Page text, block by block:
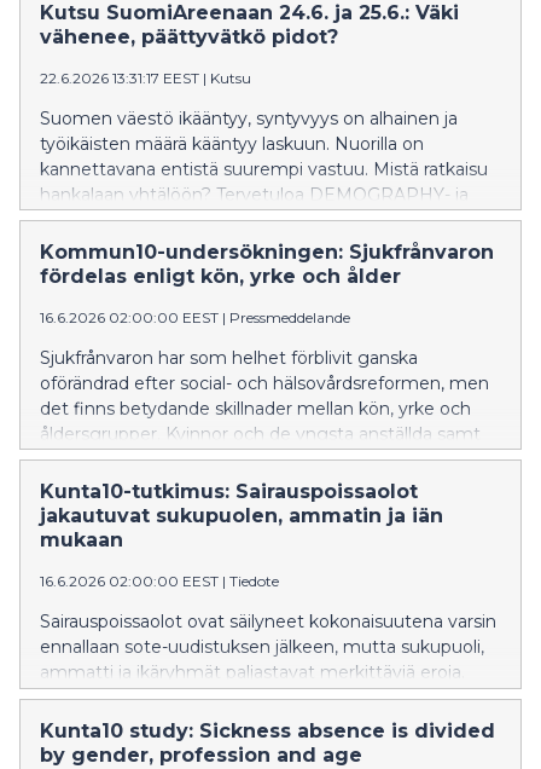
Kutsu SuomiAreenaan 24.6. ja 25.6.: Väki
vähenee, päättyvätkö pidot?
22.6.2026 13:31:17 EEST | Kutsu
Suomen väestö ikääntyy, syntyvyys on alhainen ja
työikäisten määrä kääntyy laskuun. Nuorilla on
kannettavana entistä suurempi vastuu. Mistä ratkaisu
hankalaan yhtälöön? Tervetuloa DEMOGRAPHY- ja
YOUNG-ohjelmien sekä Itlan tilaisuuksiin
SuomiAreenaan Poriin!
Kommun10-undersökningen: Sjukfrånvaron
fördelas enligt kön, yrke och ålder
16.6.2026 02:00:00 EEST | Pressmeddelande
Sjukfrånvaron har som helhet förblivit ganska
oförändrad efter social- och hälsovårdsreformen, men
det finns betydande skillnader mellan kön, yrke och
åldersgrupper. Kvinnor och de yngsta anställda samt
till exempel anställda inom småbarnspedagogik har
fler frånvarodagar än män, medelålders och personer
som arbetar i ledande uppgifter eller expertuppgifter.
Kunta10-tutkimus: Sairauspoissaolot
jakautuvat sukupuolen, ammatin ja iän
mukaan
16.6.2026 02:00:00 EEST | Tiedote
Sairauspoissaolot ovat säilyneet kokonaisuutena varsin
ennallaan sote-uudistuksen jälkeen, mutta sukupuoli,
ammatti ja ikäryhmät paljastavat merkittäviä eroja.
Naisilla ja nuorimmilla työntekijöillä sekä esimerkiksi
varhaiskasvatuksen työntekijöillä on enemmän
poissaoloja verrattuna miehiin, keski-ikäisiin ja
Kunta10 study: Sickness absence is divided
by gender, profession and age